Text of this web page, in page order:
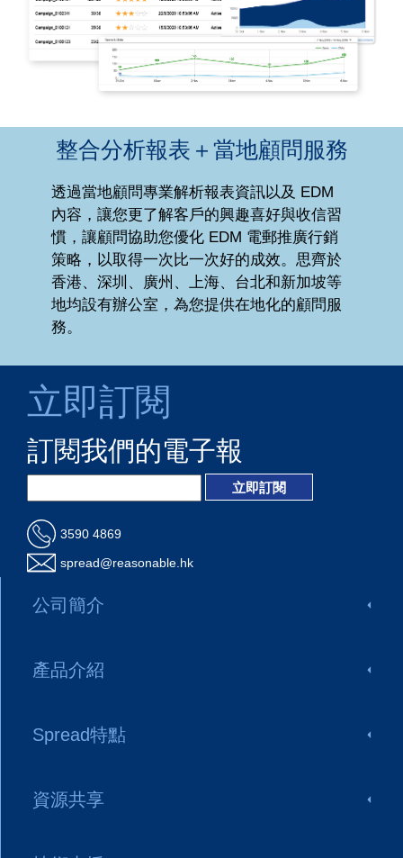
整合分析報表＋當地顧問服務
透過當地顧問專業解析報表資訊以及 EDM
內容，讓您更了解客戶的興趣喜好與收信習
慣，讓顧問協助您優化 EDM 電郵推廣行銷
策略 ，以取得一次比一次好的成效。思齊於
香港、深圳、廣州、上海、台北和新加坡等
地均設有辦公室，為您提供在地化的顧問服
務。
立即訂閱
訂閱我們的電子報
3590 4869
spread@reasonable.hk
公司簡介
產品介紹
Spread特點
資源共享